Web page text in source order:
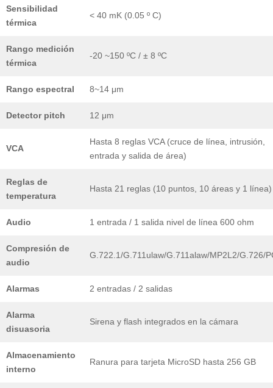
Sensibilidad
térmica
< 40 mK (0.05 º C)
Rango medición
térmica
-20 ~150 ºC / ± 8 ºC
Rango espectral 8~14 μm
Detector pitch 12 μm
VCA
Hasta 8 reglas VCA (cruce de línea, intrusión,
entrada y salida de área)
Reglas de
temperatura
Hasta 21 reglas (10 puntos, 10 áreas y 1 línea)
Audio 1 entrada / 1 salida nivel de línea 600 ohm
Compresión de
audio
G.722.1/G.711ulaw/G.711alaw/MP2L2/G.726/
Alarmas 2 entradas / 2 salidas
Alarma
disuasoria
Sirena y flash integrados en la cámara
Almacenamiento
interno
Ranura para tarjeta MicroSD hasta 256 GB